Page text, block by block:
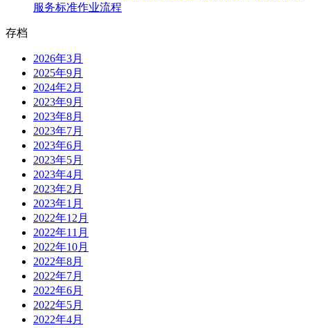
服务标准作业流程
存档
2026年3月
2025年9月
2024年2月
2023年9月
2023年8月
2023年7月
2023年6月
2023年5月
2023年4月
2023年2月
2023年1月
2022年12月
2022年11月
2022年10月
2022年8月
2022年7月
2022年6月
2022年5月
2022年4月